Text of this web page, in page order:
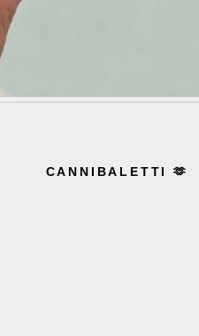
CANNIBALETTI 🫶